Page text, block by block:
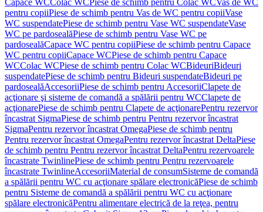
Capace WCColac WCPiese de schimb pentru Colac WCVas de WC
pentru copiiPiese de schimb pentru Vas de WC pentru copiiVase
WC suspendatePiese de schimb pentru Vase WC suspendateVase
WC pe pardosealăPiese de schimb pentru Vase WC pe
pardosealăCapace WC pentru copiiPiese de schimb pentru Capace
WC pentru copiiCapace WCPiese de schimb pentru Capace
WCColac WCPiese de schimb pentru Colac WCBideuriBideuri
suspendatePiese de schimb pentru Bideuri suspendateBideuri pe
pardosealăAccesoriiPiese de schimb pentru AccesoriiClapete de
acţionare şi sisteme de comandă a spălării pentru WCClapete de
acţionarePiese de schimb pentru Clapete de acţionarePentru rezervor
încastrat SigmaPiese de schimb pentru Pentru rezervor încastrat
SigmaPentru rezervor încastrat OmegaPiese de schimb pentru
Pentru rezervor încastrat OmegaPentru rezervor încastrat DeltaPiese
de schimb pentru Pentru rezervor încastrat DeltaPentru rezervoarele
încastrate TwinlinePiese de schimb pentru Pentru rezervoarele
încastrate TwinlineAccesoriiMaterial de consumSisteme de comandă
a spălării pentru WC cu acţionare spălare electronicăPiese de schimb
pentru Sisteme de comandă a spălării pentru WC cu acţionare
spălare electronicăPentru alimentare electrică de la reţea, pentru